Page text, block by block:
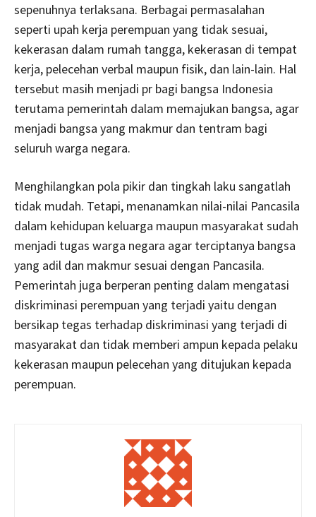
sepenuhnya terlaksana. Berbagai permasalahan
seperti upah kerja perempuan yang tidak sesuai,
kekerasan dalam rumah tangga, kekerasan di tempat
kerja, pelecehan verbal maupun fisik, dan lain-lain. Hal
tersebut masih menjadi pr bagi bangsa Indonesia
terutama pemerintah dalam memajukan bangsa, agar
menjadi bangsa yang makmur dan tentram bagi
seluruh warga negara.
Menghilangkan pola pikir dan tingkah laku sangatlah
tidak mudah. Tetapi, menanamkan nilai-nilai Pancasila
dalam kehidupan keluarga maupun masyarakat sudah
menjadi tugas warga negara agar terciptanya bangsa
yang adil dan makmur sesuai dengan Pancasila.
Pemerintah juga berperan penting dalam mengatasi
diskriminasi perempuan yang terjadi yaitu dengan
bersikap tegas terhadap diskriminasi yang terjadi di
masyarakat dan tidak memberi ampun kepada pelaku
kekerasan maupun pelecehan yang ditujukan kepada
perempuan.